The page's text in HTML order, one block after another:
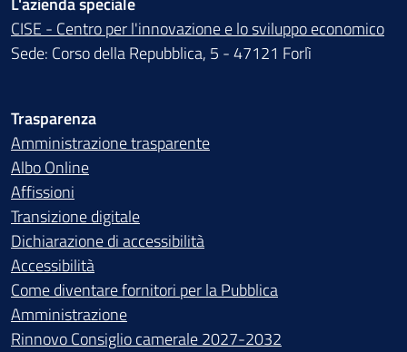
CISE - Centro per l'innovazione e lo sviluppo economico
Sede: Corso della Repubblica, 5 - 47121 Forlì
Trasparenza
Amministrazione trasparente
Albo Online
Affissioni
Transizione digitale
Dichiarazione di accessibilità
Accessibilità
Come diventare fornitori per la Pubblica
Amministrazione
Rinnovo Consiglio camerale 2027-2032